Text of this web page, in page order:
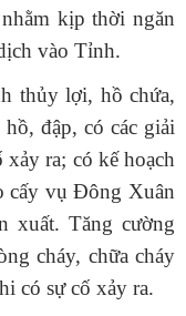
kịp thời ngăn
vào Tỉnh.
thủy lợi, hồ chứa,
đập, có các giải
xảy ra; có kế hoạch
cấy vụ Đông Xuân
xuất. Tăng cường
cháy, chữa cháy
có sự cố xảy ra.